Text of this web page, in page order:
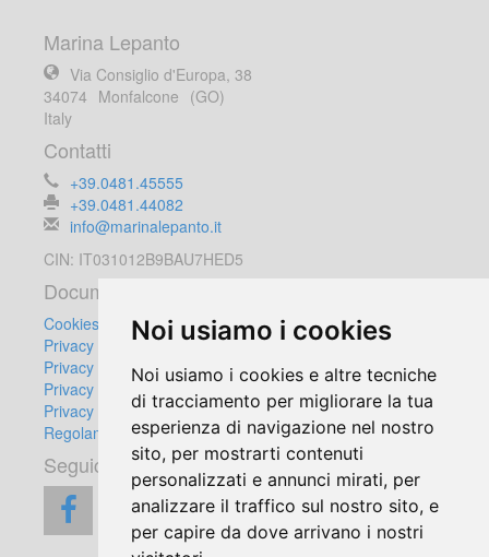
Noi usiamo i cookies
Noi usiamo i cookies e altre tecniche
di tracciamento per migliorare la tua
esperienza di navigazione nel nostro
sito, per mostrarti contenuti
personalizzati e annunci mirati, per
analizzare il traffico sul nostro sito, e
per capire da dove arrivano i nostri
Marina Lepanto
Via Consiglio d'Europa, 38
34074 Monfalcone (GO)
Italy
Contatti
+39.0481.45555
+39.0481.44082
info@marinalepanto.it
CIN: IT031012B9BAU7HED5
Documenti
Cookies Policy
Privacy Policy
Privacy Clienti
Privacy Fornitori
Privacy Videosorveglianza
Regolamento Videosorveglianza
Seguici su: